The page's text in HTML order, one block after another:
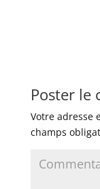
Poster le
Votre adresse
champs